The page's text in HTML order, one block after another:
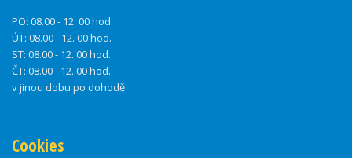
PO: 08.00 - 12. 00 hod.
ÚT: 08.00 - 12. 00 hod.
ST: 08.00 - 12. 00 hod.
ČT: 08.00 - 12. 00 hod.
v jinou dobu po dohodě
Cookies